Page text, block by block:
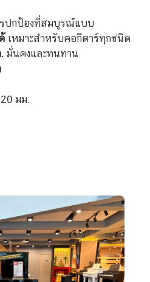
ปกป้องที่สมบูรณ์แบบ
เหมาะสำหรับคอกีตาร์ทุกชนิด
มั่นคงและทนทาน
มม.